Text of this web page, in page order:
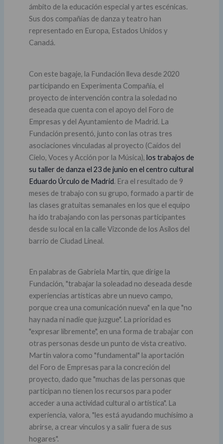
ámbito de la educación especial y artes escénicas.
Sus dos compañías de danza y teatro han
representado en Europa, Estados Unidos y
Canadá.
Con este bagaje, la Fundación lleva desde 2020
participando en Experimenta Compañía, el
proyecto de intervención contra la soledad no
deseada que cuenta con el apoyo del Foro de
Empresas y del Ayuntamiento de Madrid. La
Fundación presentó, junto con las otras tres
asociaciones vinculadas al proyecto (Caídos del
Cielo, Voces y Acción por la Música), los trabajos de
su taller de danza el 23 de junio en el centro cultural
Eduardo Úrculo de Madrid. Era el resultado de 9
meses de trabajo con su grupo, formado a partir de
las clases gratuitas semanales en los que el equipo
ha ido trabajando con las personas participantes
desde su local en la calle Vizconde de los Asilos del
barrio de Ciudad Lineal.
En palabras de Gabriela Martín, que dirige la
Fundación, "trabajar la soleadad no deseada desde
experiencias artísticas abre un nuevo campo,
porque crea una comunicación nueva" en la que "no
hay nada ni nadie que juzgue". La prioridad es
"expresar libremente", en una forma de trabajar con
otras personas desde un punto de vista creativo.
Martín valora como "fundamental" la aportación
del Foro de Empresas para la concreción del
proyecto, dado que "muchas de las personas que
participan no tienen los recursos para poder
acceder a una actividad cultural o artística". La
experiencia, valora, "les está ayudando muchísimo a
abrirse, a crear vínculos y a salir fuera de sus
hogares".